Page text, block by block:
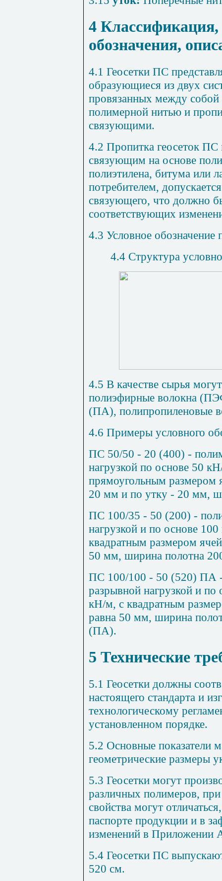
4
обозначения,
4.1 Геосетки ПС
образующиеся из двух
провязанных между
полимерной нитью и
связующими.
4.2 Пропитка геосеток
связующим на основе
полиэтилена, битума или
потребителем,
связующего, что должно
соответствующих
4.3 Условное
4.4 Структура
4.5 В качестве сырья
полиэфирные волокна
(ПА), полипропиленовые
4.6 Примеры условного
ПС 50/50 - 20 (400) -
нагрузкой по основе 50
прямоугольным размером
20 мм и по утку - 20 мм,
ПС 100/35 - 50 (200) -
нагрузкой и по основе
квадратным размером
50 мм, ширина полотна
ПС 100/100 - 50 (520) ПА -
разрывной нагрузкой и
кН/м, с квадратным
равна 50 мм, ширина
(ПА).
5 Технические
5.1 Геосетки должны
настоящего стандарта и
технологическому
установленном порядке.
5.2 Основные показатели
геометрические размеры
5.3 Геосетки могут
различных полимеров,
свойства могут
паспорте продукции и в
изменений в Приложении
5.4 Геосетки ПС
520 см.